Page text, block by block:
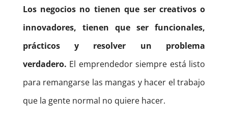
Los negocios no tienen que ser creativos o
innovadores, tienen que ser funcionales,
prácticos y resolver un problema
verdadero. El emprendedor siempre está listo
para remangarse las mangas y hacer el trabajo
que la gente normal no quiere hacer.